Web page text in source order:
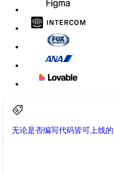
无论是否编写代码皆可上线